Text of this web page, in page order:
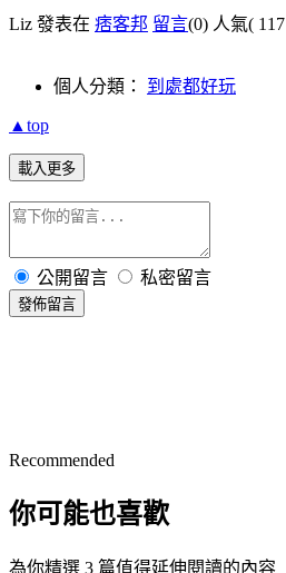
Liz 發表在 痞客邦 留言(0) 人氣( 117
個人分類： 到處都好玩
▲top
載入更多
公開留言 私密留言
發佈留言
Recommended
你可能也喜歡
為你精選 3 篇值得延伸閱讀的內容